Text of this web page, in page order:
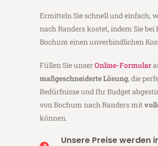
Ermitteln Sie schnell und einfach,
nach Randers kostet, indem Sie
Bochum einen unverbindlichen
Füllen Sie unserOnline-Formular
maßgeschneiderte Lösung, die
Bedürfnisse und Ihr Budget
von Bochum nach Randers mit
können.
Unsere Preise werden